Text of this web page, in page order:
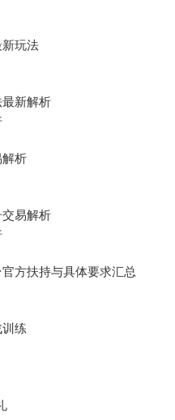
玩法
新解析
析
易解析
方扶持与具体要求汇总
练